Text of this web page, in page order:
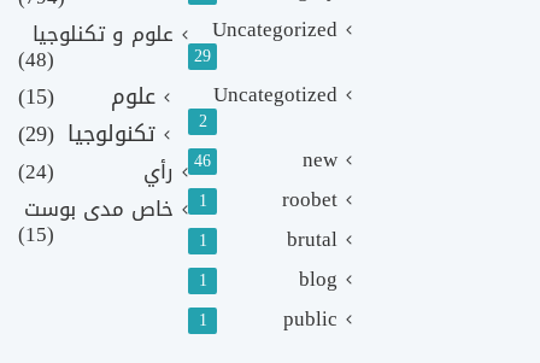
Uncategorized
29
Uncategotized
2
new
46
roobet
1
brutal
1
blog
1
public
1
علوم و تكنلوجيا
(48)
علوم
(15)
تكنولوجيا (29)
رأي
(24)
خاص مدى بوست
(15)